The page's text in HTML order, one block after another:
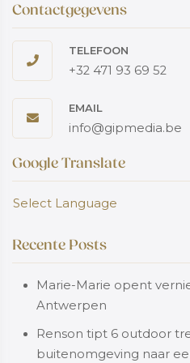
Contactgegevens
TELEFOON
+32 471 93 69 52
EMAIL
info@gipmedia.be
Google Translate
Select Language
Recente Posts
Marie-Marie opent
Antwerpen
Renson tipt 6 outdoor
buitenomgeving naar